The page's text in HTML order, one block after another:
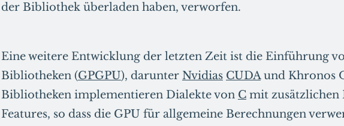
der Bibliothek überladen haben, verworfen.
Eine weitere Entwicklung der letzten Zeit ist die Einführung
Bibliotheken (GPGPU), darunter Nvidias CUDAund Khronos
Bibliotheken implementieren Dialekte von Cmit zusätzlichen
Features, so dass die GPU für allgemeine Berechnungen